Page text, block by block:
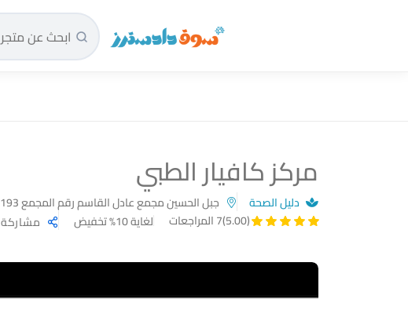
سوق دادسترز الرئيسية
مركز كافيار الطبي
دليل الصحة جبل الحسين مجمع عادل القاسم رقم المجمع 193 مقابل البنك الاسلامي الاردني الطابق الرابع مكتب رقم 409
(5.00)
7 المراجعات لغاية 10% تخفيض مشاركة